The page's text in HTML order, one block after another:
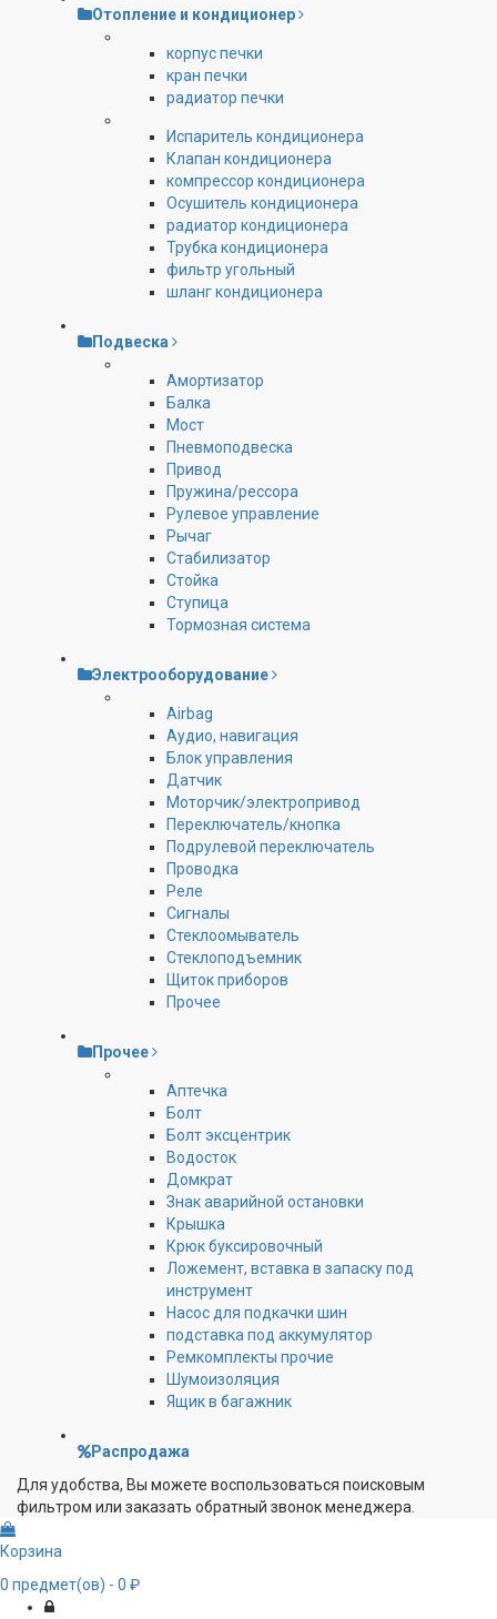
Отопление и кондиционер
корпус печки
кран печки
радиатор печки
Испаритель кондиционера
Клапан кондиционера
компрессор кондиционера
Осушитель кондиционера
радиатор кондиционера
Трубка кондиционера
фильтр угольный
шланг кондиционера
Подвеска
Амортизатор
Балка
Мост
Пневмоподвеска
Привод
Пружина/рессора
Рулевое управление
Рычаг
Стабилизатор
Стойка
Ступица
Тормозная система
Электрооборудование
Airbag
Аудио, навигация
Блок управления
Датчик
Моторчик/электропривод
Переключатель/кнопка
Подрулевой переключатель
Проводка
Реле
Сигналы
Стеклоомыватель
Стеклоподъемник
Щиток приборов
Прочее
Прочее
Аптечка
Болт
Болт эксцентрик
Водосток
Домкрат
Знак аварийной остановки
Крышка
Крюк буксировочный
Ложемент, вставка в запаску под
инструмент
Насос для подкачки шин
подставка под аккумулятор
Ремкомплекты прочие
Шумоизоляция
Ящик в багажник
Распродажа
Для удобства, Вы можете воспользоваться поисковым
фильтром или заказать обратный звонок менеджера.
Корзина
0 предмет(ов) - 0 ₽